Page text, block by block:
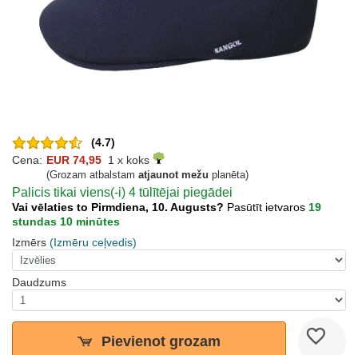
(4.7)
Cena: EUR 74,95 1 x koks
(Grozam atbalstam atjaunot mežu planēta)
Palicis tikai viens(-i) 4 tūlītējai piegādei
Vai vēlaties to Pirmdiena, 10. Augusts? Pasūtīt ietvaros 19
stundas 10 minūtes
Izmērs (Izmēru ceļvedis)
Daudzums
Pievienot grozam